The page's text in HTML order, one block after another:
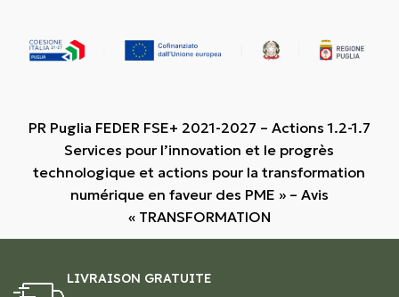
PR Puglia FEDER FSE+ 2021-2027 – Actions 1.2-1.7
Services pour l’innovation et le progrès
technologique et actions pour la transformation
numérique en faveur des PME » – Avis
« TRANSFORMATION
LIVRAISON GRATUITE